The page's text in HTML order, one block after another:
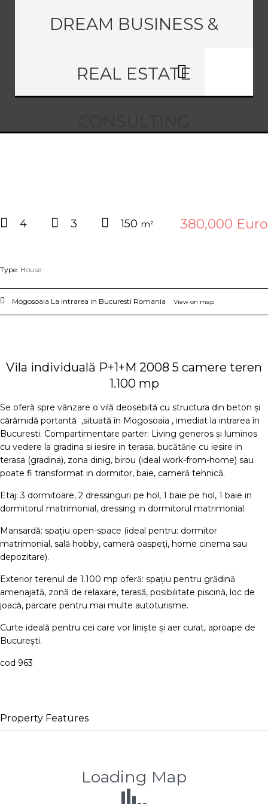
DREAM BUSINESS &
REAL ESTATE
4 3 150 m² 380,000 Euro
Type: House
Mogosoaia La intrarea in Bucuresti Romania View on map
Vila individuală P+1+M 2008 5 camere teren
1.100 mp
Se oferă spre vânzare o vilă deosebită cu structura din beton și
cărămidă portantă ,situată în Mogosoaia , imediat la intrarea în
Bucuresti. Compartimentare parter: Living generos și luminos
cu vedere la gradina si iesire in terasa, bucătărie cu iesire in
terasa (gradina), zona dinig, birou (ideal work-from-home) sau
poate fi transformat in dormitor, baie, cameră tehnică.
Etaj: 3 dormitoare, 2 dressinguri pe hol, 1 baie pe hol, 1 baie in
dormitorul matrimonial, dressing in dormitorul matrimonial.
Mansardă: spațiu open-space (ideal pentru: dormitor
matrimonial, sală hobby, cameră oaspeți, home cinema sau
depozitare).
Exterior terenul de 1.100 mp oferă: spațiu pentru grădină
amenajată, zonă de relaxare, terasă, posibilitate piscină, loc de
joacă, parcare pentru mai multe autoturisme.
Curte ideală pentru cei care vor liniște și aer curat, aproape de
București.
cod 963
Property Features
Loading Map